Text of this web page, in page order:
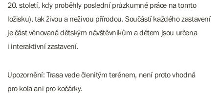
20. století, kdy proběhly poslední průzkumné práce na tomto
ložisku), tak živou a neživou přírodou. Součástí každého zastavení
je část věnovaná dětským návštěvníkům a dětem jsou určena
i interaktivní zastavení.
Upozornění: Trasa vede členitým terénem, není proto vhodná
pro kola ani pro kočárky.